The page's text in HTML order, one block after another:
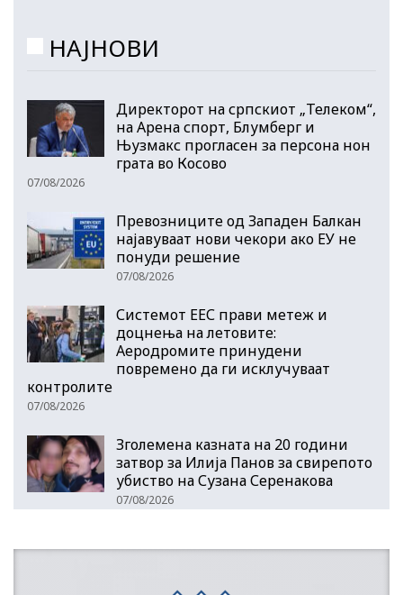
НАЈНОВИ
Директорот на српскиот „Телеком“,
на Арена спорт, Блумберг и
Њузмакс прогласен за персона нон
грата во Косово
07/08/2026
Превозниците од Западен Балкан
најавуваат нови чекори ако ЕУ не
понуди решение
07/08/2026
Системот ЕЕС прави метеж и
доцнења на летовите:
Аеродромите принудени
повремено да ги исклучуваат
контролите
07/08/2026
Зголемена казната на 20 години
затвор за Илија Панов за свирепото
убиство на Сузана Серенакова
07/08/2026